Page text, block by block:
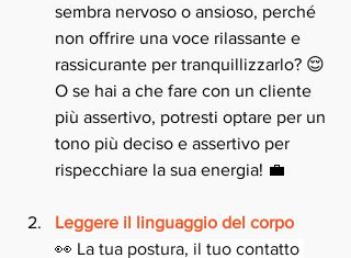
sembra nervoso o ansioso, perché
non offrire una voce rilassante e
rassicurante per tranquillizzarlo? 😌
O se hai a che fare con un cliente
più assertivo, potresti optare per un
tono più deciso e assertivo per
rispecchiare la sua energia! 💼
Leggere il linguaggio del corpo
👀 La tua postura, il tuo contatto